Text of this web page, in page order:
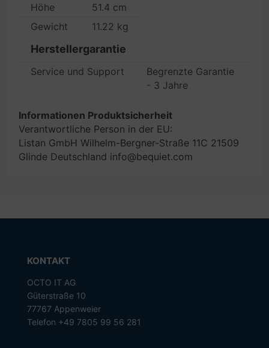
Höhe
51.4 cm
Gewicht
11.22 kg
Herstellergarantie
Service und Support
Begrenzte Garantie
- 3 Jahre
Informationen Produktsicherheit
Verantwortliche Person in der EU:
Listan GmbH Wilhelm-Bergner-Straße 11C 21509
Glinde Deutschland info@bequiet.com
KONTAKT
OCTO IT AG
Güterstraße 10
77767 Appenweier
Telefon +49 7805 99 56 281